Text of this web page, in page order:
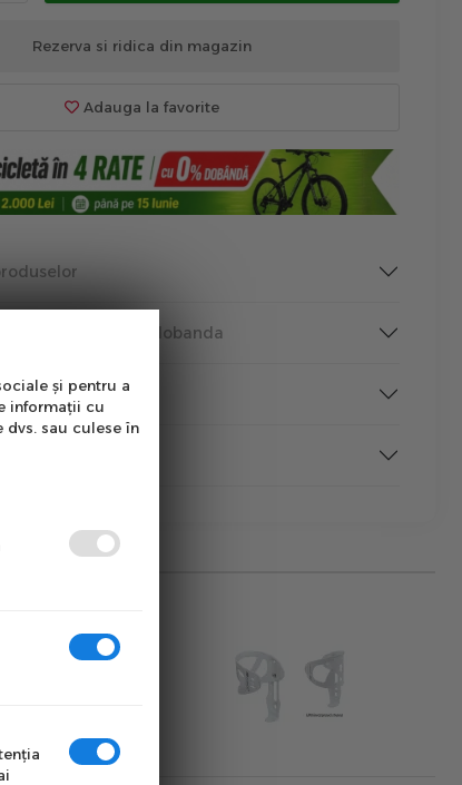
Rezerva si ridica din magazin
Adauga la favorite
& Rate fara dobanda
și pentru a
informații cu
sau culese în